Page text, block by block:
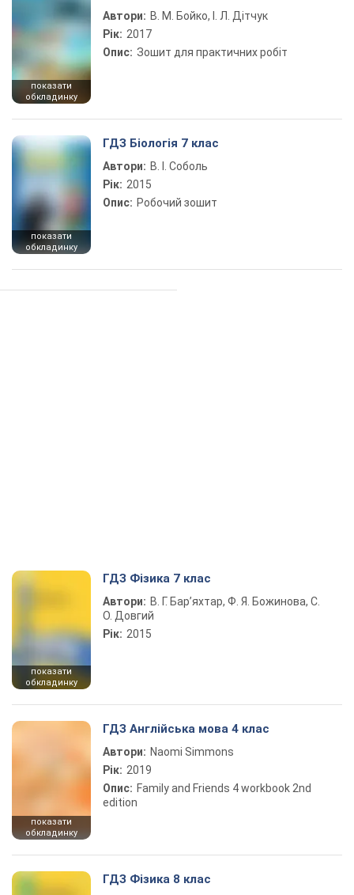
показати
обкладинку
Автори: В. М. Бойко, І. Л. Дітчук
Рік: 2017
Опис: Зошит для практичних робіт
показати
обкладинку
ГДЗ Біологія 7 клас
Автори: В. І. Соболь
Рік: 2015
Опис: Робочий зошит
показати
обкладинку
ГДЗ Фізика 7 клас
Автори: В. Г. Бар’яхтар, Ф. Я. Божинова, С.
О. Довгий
Рік: 2015
показати
обкладинку
ГДЗ Англійська мова 4 клас
Автори: Naomi Simmons
Рік: 2019
Опис: Family and Friends 4 workbook 2nd
edition
ГДЗ Фізика 8 клас